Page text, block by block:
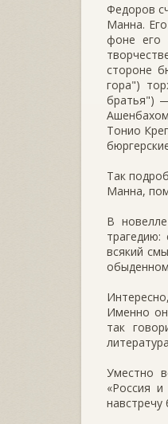
Федоров
Манна.
фоне его
стороне
гора")
братья")
Тонио
Так
Манна,
В
всякий
Именно
так
Уместно
«Россия
навстречу